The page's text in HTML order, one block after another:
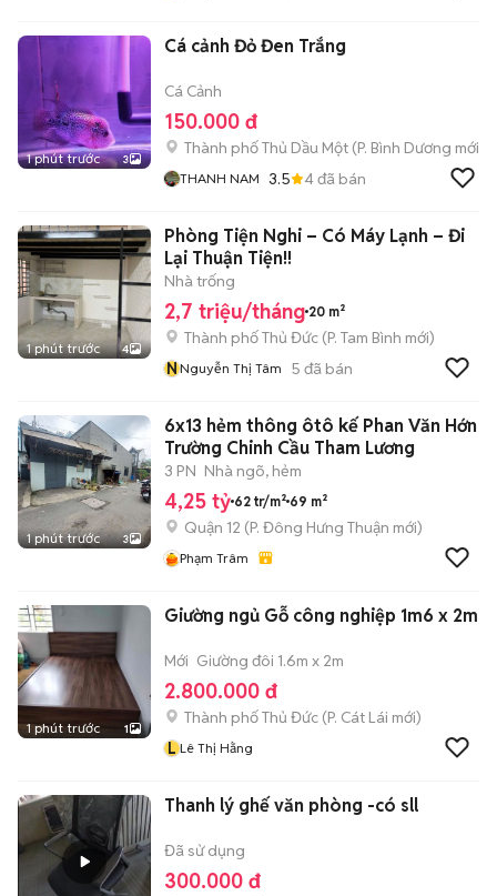
1 phút trước 3
Cá cảnh Đỏ Đen Trắng
Cá Cảnh
150.000 đ
Thành phố Thủ Dầu Một (P. Bình Dương mới)
THANH NAM 3.5 4đã bán
1 phút trước 4
Phòng Tiện Nghi – Có Máy Lạnh – Đi
Lại Thuận Tiện!!
Nhà trống
2,7 triệu/tháng 20 m²
Thành phố Thủ Đức (P. Tam Bình mới)
NNguyễn Thị Tâm 5 đã bán
1 phút trước 3
6x13 hẻm thông ôtô kế Phan Văn Hớn
Trường Chinh Cầu Tham Lương
3 PN Nhà ngõ, hẻm
4,25 tỷ 62 tr/m² 69 m²
Quận 12 (P. Đông Hưng Thuận mới)
Phạm Trâm
1 phút trước 1
Giường ngủ Gỗ công nghiệp 1m6 x 2m
Mới Giường đôi 1.6m x 2m
2.800.000 đ
Thành phố Thủ Đức (P. Cát Lái mới)
L Lê Thị Hằng
Thanh lý ghế văn phòng -có sll
Đã sử dụng
300.000 đ